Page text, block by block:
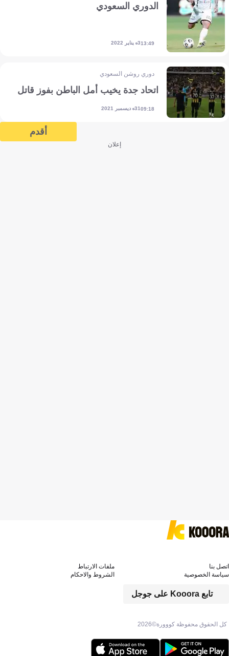
الدوري السعودي
13:493 يناير 2022
دوري روشن السعودي
اتحاد جدة يخيب أمل الباطن بفوز قاتل
09:1831 ديسمبر 2021
أقدم
إعلان
كل الحقوق محفوظة كووورة©2026
تابع Kooora على جوجل
اتصل بنا
ملفات الارتباط
سياسة الخصوصية
الشروط والاحكام